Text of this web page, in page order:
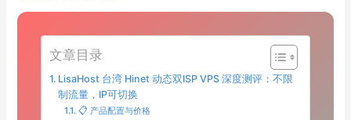
文章目录
LisaHost 台湾 Hinet 动态双ISP VPS 深度测评：不限
制流量，IP可切换
📋 产品配置与价格